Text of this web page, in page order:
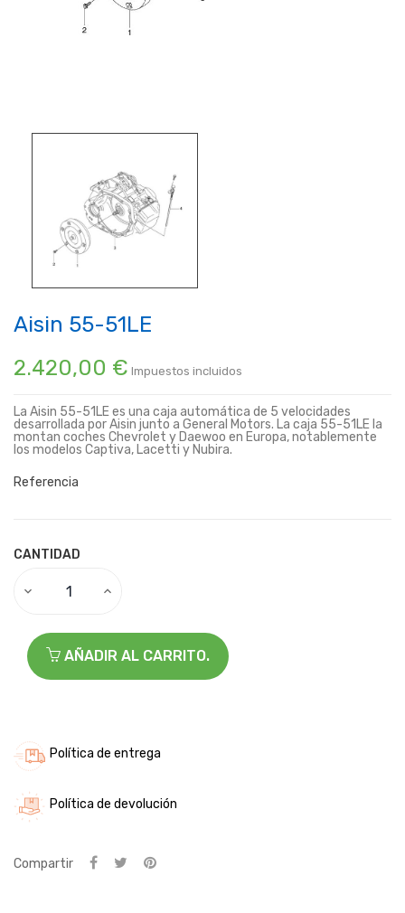
Aisin 55-51LE
2.420,00 € Impuestos incluidos
La Aisin 55-51LE es una caja automática de 5 velocidades
desarrollada por Aisin junto a General Motors. La caja 55-51LE la
montan coches Chevrolet y Daewoo en Europa, notablemente
los modelos Captiva, Lacetti y Nubira.
Referencia
CANTIDAD
AÑADIR AL CARRITO.
Política de entrega
Política de devolución
Compartir